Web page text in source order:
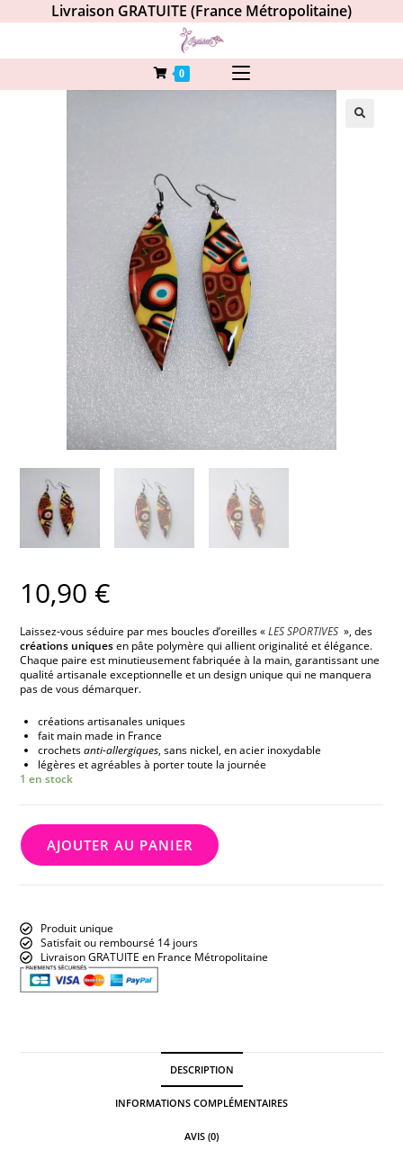
Livraison GRATUITE (France Métropolitaine)
0
10,90 €
Laissez-vous séduire par mes boucles d’oreilles «LES SPORTIVES », des
créations uniquesen pâte polymère qui allient originalité et élégance.
Chaque paire est minutieusement fabriquée à la main, garantissant une
qualité artisanale exceptionnelle et un design unique qui ne manquera
pas de vous démarquer.
créations artisanales uniques
fait main made in France
crochetsanti-allergiques, sans nickel, en acier inoxydable
légères et agréables à porter toute la journée
1 en stock
AJOUTER AU PANIER
Produit unique
Satisfait ou remboursé 14 jours
Livraison GRATUITE en France Métropolitaine
DESCRIPTION
INFORMATIONS COMPLÉMENTAIRES
AVIS (0)